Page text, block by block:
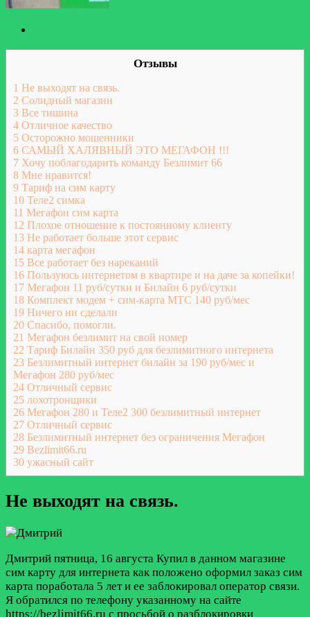
Отзывы
1 Не выходят на связь.
2 Солидный магазин
3 Все тишина
4 Отличное качество
5 Осторожно мошенники
6 САМЫЙ ХАЛЯВНЫЙ ЭТО МЕГАФОН !!!
7 Хочу поблагодарить команду Безлимит 66
8 Мне нравится!
9 Тариф на сим карту
10 Теле2 симка
11 Мегафон сим карта
12 Плохое отношение к постоянному клиенту
13 Не работает больше этот сервис
14 карта мегафон
15 Все работает без нареканий
16 Пользуюсь интернетом в квартире и на даче за копейки!
17 Мегафон 11 руб/сутки и Билайн 6 руб/сутки
18 Комплект модем + сим-карта МТС 140 руб/мес
19 Ничего ни сделали
20 Спасибо, помогли.
21 Мегафон безлимит на свой номер
22 Тариф Билайн 350 руб для безлимитного интернета
23 Безлимитный интернет билайн за 190 руб/мес и
Мегафон 280 руб/мес
24 Отличный сервис
25 лохотронщики
26 Мегафон 280 и Теле2 300 безлимитный интернет
27 Отличный сервис
28 Безлимитный интернет без ограничения Мегафон
29 Bezlimit66.ru
30 ужасный сайт
Не выходят на связь.
Дмитрий пятница, 16 августа Купил в данном магазине
сим карту для интернета как положено оформил заказ сим
карта поработала 5 лет и ее заблокировал оператор связи.
Я обратился по телефону указанному на сайте
https://bezlimit66.ru с просьбой о разблокировки